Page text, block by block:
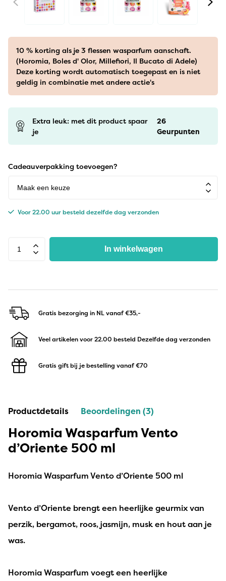
10 % korting als je 3 flessen wasparfum aanschaft.
(Horomia, Boles d' Olor, Millefiori, Il Bucato di Adele)
Deze korting wordt automatisch toegepast en is niet
geldig in combinatie met andere actie's
Extra leuk: met dit product spaar
je
26
Geurpunten
Cadeauverpakking toevoegen?
Voor 22.00 uur besteld dezelfde dag verzonden
In winkelwagen
Gratis bezorging in NLvanaf €35,-
Veel artikelen voor 22.00 besteld Dezelfde dag verzonden
Gratis gift bij je bestelling vanaf €70
Productdetails Beoordelingen (3)
Horomia Wasparfum Vento
d’Oriente 500 ml
Horomia Wasparfum Vento d’Oriente 500 ml
Vento d’Oriente brengt een heerlijke geurmix van
perzik, bergamot, roos, jasmijn, musk en hout aan je
was.
Horomia Wasparfum voegt een heerlijke